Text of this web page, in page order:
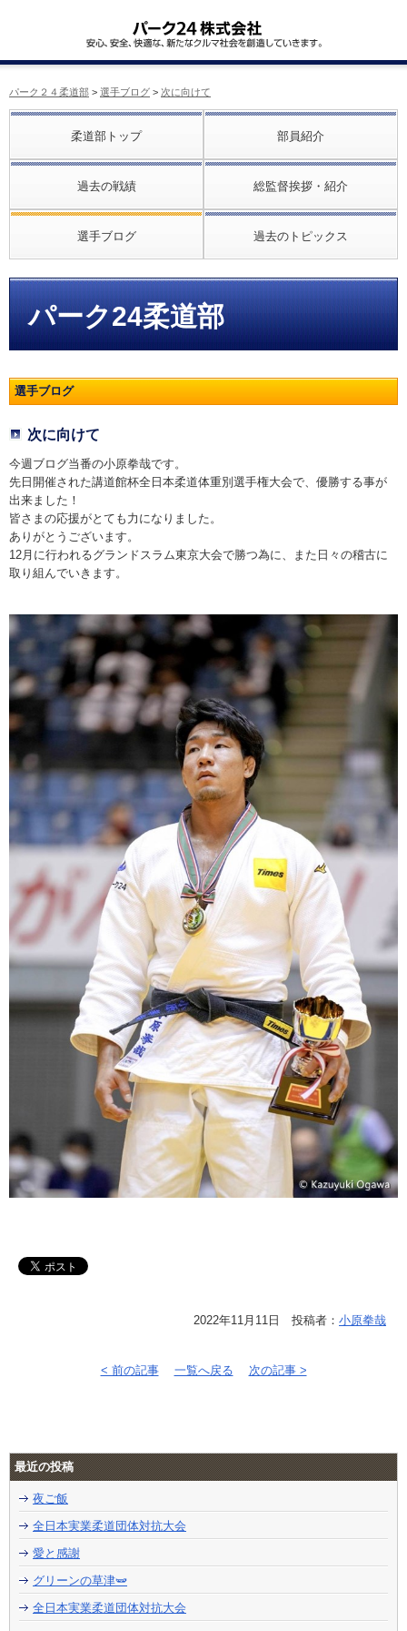
パーク２４柔道部 > 選手ブログ > 次に向けて
柔道部トップ 部員紹介
過去の戦績 総監督挨拶・紹介
選手ブログ 過去のトピックス
パーク24柔道部
選手ブログ
次に向けて
今週ブログ当番の小原拳哉です。
先日開催された講道館杯全日本柔道体重別選手権大会で、優勝する事が
出来ました！
皆さまの応援がとても力になりました。
ありがとうございます。
12月に行われるグランドスラム東京大会で勝つ為に、また日々の稽古に
取り組んでいきます。
2022年11月11日 投稿者： 小原拳哉
< 前の記事 一覧へ戻る 次の記事 >
最近の投稿
夜ご飯
全日本実業柔道団体対抗大会
愛と感謝
グリーンの草津🫛
全日本実業柔道団体対抗大会